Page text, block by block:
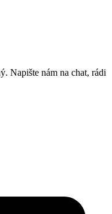
Napište nám na chat, rádi